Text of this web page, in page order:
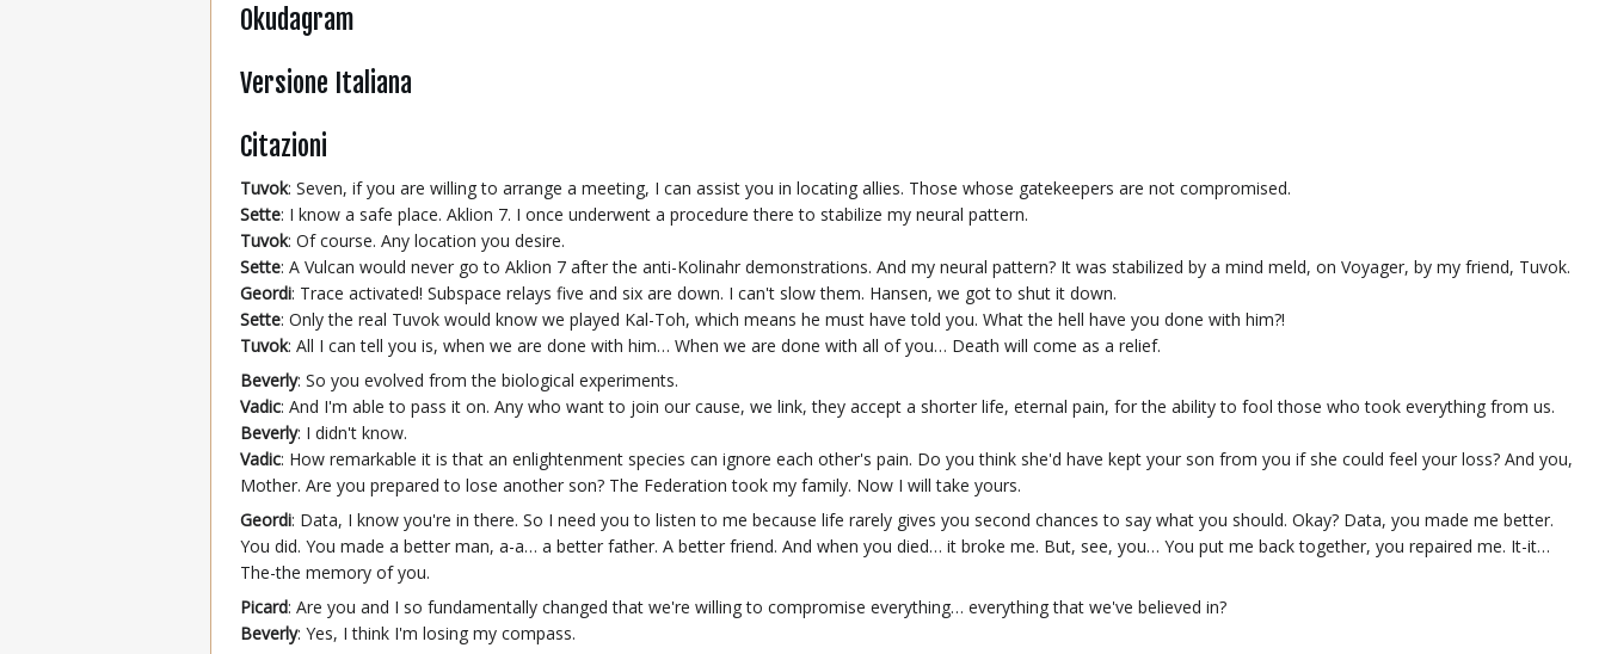
Okudagram
Versione Italiana
Citazioni
Tuvok: Seven, if you are willing to arrange a meeting, I can assist you in locating allies. Those whose gatekeepers are not compromised.
Sette: I know a safe place. Aklion 7. I once underwent a procedure there to stabilize my neural pattern.
Tuvok: Of course. Any location you desire.
Sette: A Vulcan would never go to Aklion 7 after the anti-Kolinahr demonstrations. And my neural pattern? It was stabilized by a mind meld, on Voyager, by my friend, Tuvok.
Geordi: Trace activated! Subspace relays five and six are down. I can't slow them. Hansen, we got to shut it down.
Sette: Only the real Tuvok would know we played Kal-Toh, which means he must have told you. What the hell have you done with him?!
Tuvok: All I can tell you is, when we are done with him… When we are done with all of you… Death will come as a relief.
Beverly: So you evolved from the biological experiments.
Vadic: And I'm able to pass it on. Any who want to join our cause, we link, they accept a shorter life, eternal pain, for the ability to fool those who took everything from us.
Beverly: I didn't know.
Vadic: How remarkable it is that an enlightenment species can ignore each other's pain. Do you think she'd have kept your son from you if she could feel your loss? And you,
Mother. Are you prepared to lose another son? The Federation took my family. Now I will take yours.
Geordi: Data, I know you're in there. So I need you to listen to me because life rarely gives you second chances to say what you should. Okay? Data, you made me better.
You did. You made a better man, a-a… a better father. A better friend. And when you died… it broke me. But, see, you… You put me back together, you repaired me. It-it…
The-the memory of you.
Picard: Are you and I so fundamentally changed that we're willing to compromise everything… everything that we've believed in?
Beverly: Yes, I think I'm losing my compass.